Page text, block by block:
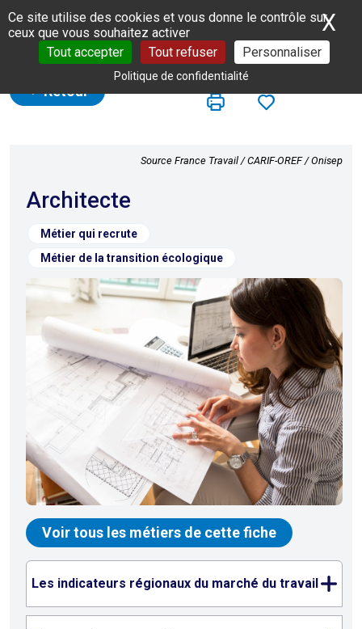
Panneau de gestion des cookies
Ce site utilise des cookies et vous donne le contrôle sur
ceux que vous souhaitez activer
Tout accepter
Tout refuser Personnaliser
Politique de confidentialité
X
Retour
Source France Travail / CARIF-OREF / Onisep
Architecte
Métier qui recrute
Métier de la transition écologique
Voir tous les métiers de cette fiche
Les indicateurs régionaux du marché du travail